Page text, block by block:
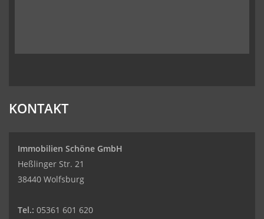
KONTAKT
Immobilien Schöne GmbH
Heßlinger Str. 21
38440 Wolfsburg
Tel.: 05361 601 620